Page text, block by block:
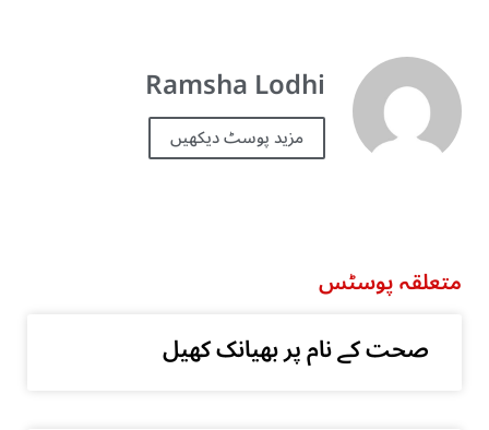
Ramsha Lodhi
مزید پوسٹ دیکھیں
متعلقہ پوسٹس
صحت کے نام پر بھیانک کھیل